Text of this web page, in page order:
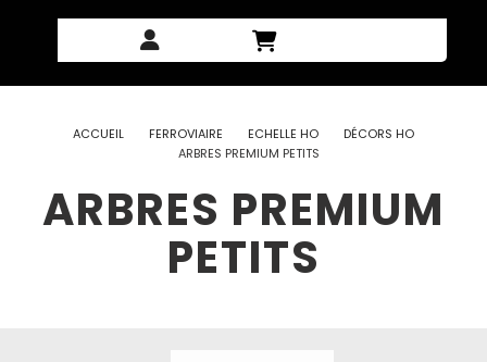
ACCUEIL FERROVIAIRE ECHELLE HO
DÉCORS HO
ARBRES PREMIUM PETITS
ARBRES PREMIUM
PETITS